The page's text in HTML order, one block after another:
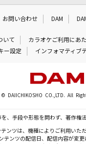
お問い合わせ DAM
いて カラオケご利用にあ
ー設定 インフォマティブ
© DAIICHIKOSHO CO.,LTD. All
、手段や形態を問わず、著作
ンツは、機種によりご利用いた
テンツの配信日、配信内容が変更